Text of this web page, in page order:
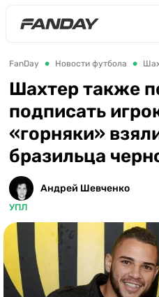
FanDay Новости футбола
Шахтер также
подписать
«горняки»
бразильца
Андрей Шевченко
УПЛ